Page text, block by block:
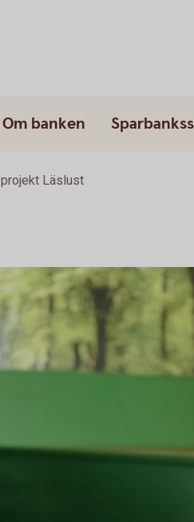
Om banken
projekt Läslust